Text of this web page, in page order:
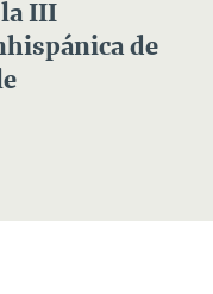
III
de